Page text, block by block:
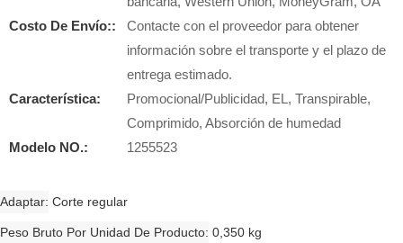
Costo De Envío::
Contacte con el proveedor para obtener
información sobre el transporte y el plazo de
entrega estimado.
Característica:
Promocional/Publicidad, EL, Transpirable,
Comprimido, Absorción de humedad
Modelo NO.:
1255523
Adaptar Corte regular
Peso Bruto Por Unidad De Producto 0,350 kg